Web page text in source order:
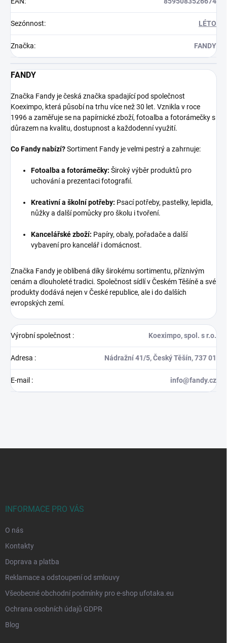
Sezónnost: LÉTO
Značka: FANDY
FANDY
Značka Fandy je česká značka spadající pod společnost
Koeximpo, která působí na trhu více než 30 let. Vznikla v roce
1996 a zaměřuje se na papírnické zboží, fotoalba a fotorámečky s
důrazem na kvalitu, dostupnost a každodenní využití.
Co Fandy nabízí?Sortiment Fandy je velmi pestrý a zahrnuje:
Fotoalba a fotorámečky: Široký výběr produktů pro
uchování a prezentaci fotografií.
Kreativní a školní potřeby: Psací potřeby, pastelky, lepidla,
nůžky a další pomůcky pro školu i tvoření.
Kancelářské zboží: Papíry, obaly, pořadače a další
vybavení pro kancelář i domácnost.
Značka Fandy je oblíbená díky širokému sortimentu, příznivým
cenám a dlouholeté tradici. Společnost sídlí v Českém Těšíně a své
produkty dodává nejen v České republice, ale i do dalších
evropských zemí.
Výrobní společnost : Koeximpo, spol. s r.o.
Adresa : Nádražní 41/5, Český Těšín, 737 01
E-mail : info@fandy.cz
INFORMACE PRO VÁS
O nás
Kontakty
Doprava a platba
Reklamace a odstoupení od smlouvy
Všeobecné obchodní podmínky pro e-shop ufotaka.eu
Ochrana osobních údajů GDPR
Blog